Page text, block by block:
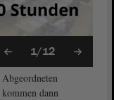
1/12
dann